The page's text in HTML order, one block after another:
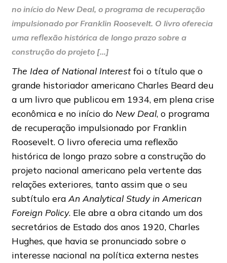
no início do New Deal, o programa de recuperação
impulsionado por Franklin Roosevelt. O livro oferecia
uma reflexão histórica de longo prazo sobre a
construção do projeto […]
The Idea of National Interestfoi o título que o
grande historiador americano Charles Beard deu
a um livro que publicou em 1934, em plena crise
econômica e no início do New Deal, o programa
de recuperação impulsionado por Franklin
Roosevelt. O livro oferecia uma reflexão
histórica de longo prazo sobre a construção do
projeto nacional americano pela vertente das
relações exteriores, tanto assim que o seu
subtítulo era An Analytical Study in American
Foreign Policy. Ele abre a obra citando um dos
secretários de Estado dos anos 1920, Charles
Hughes, que havia se pronunciado sobre o
interesse nacional na política externa nestes